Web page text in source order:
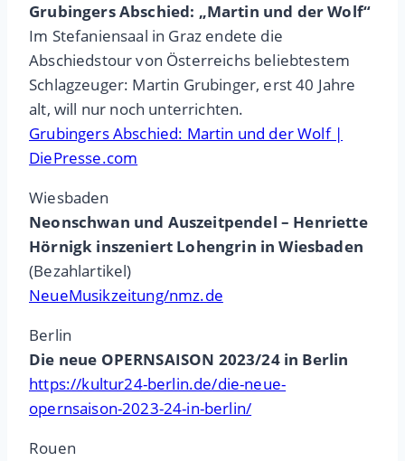
Grubingers Abschied: „Martin und der Wolf“
Im Stefaniensaal in Graz endete die
Abschiedstour von Österreichs beliebtestem
Schlagzeuger: Martin Grubinger, erst 40 Jahre
alt, will nur noch unterrichten.
Grubingers Abschied: Martin und der Wolf |
DiePresse.com
Wiesbaden
Neonschwan und Auszeitpendel – Henriette
Hörnigk inszeniert Lohengrin in Wiesbaden
(Bezahlartikel)
NeueMusikzeitung/nmz.de
Berlin
Die neue OPERNSAISON 2023/24 in Berlin
https://kultur24-berlin.de/die-neue-
opernsaison-2023-24-in-berlin/
Rouen